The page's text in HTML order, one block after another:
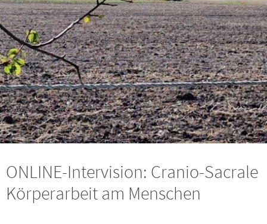
ONLINE-Intervision: Cranio-Sacrale
Körperarbeit am Menschen